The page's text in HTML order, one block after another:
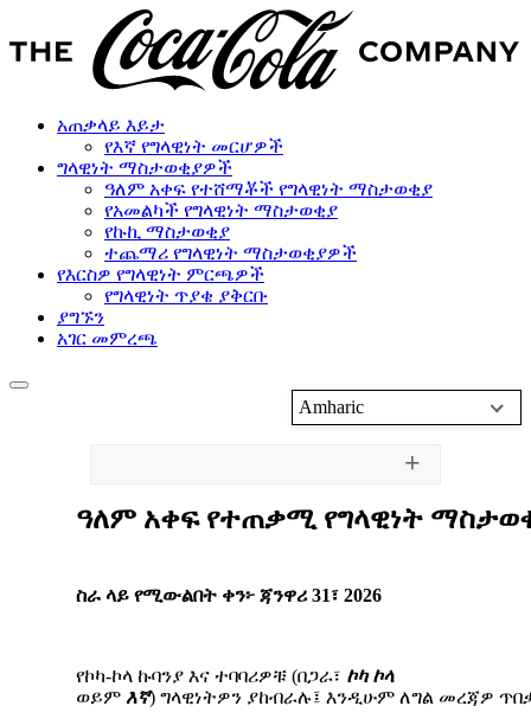
አጠቃላይ እይታ
የእኛ የግላዊነት መርሆዎች
ግላዊነት ማስታወቂያዎች
ዓለም አቀፍ የተሸማቾች የግላዊነት ማስታወቂያ
የአመልካች የግላዊነት ማስታወቂያ
የኩኪ ማስታወቂያ
ተጨማሪ የግላዊነት ማስታወቂያዎች
የእርስዎ የግላዊነት ምርጫዎች
የግላዊነት ጥያቄ ያቅርቡ
ያግኙን
አገር መምረጫ
Amharic
ዓለም አቀፍ የተጠቃሚ የግላዊነት
ስራ ላይ የሚውልበት ቀን፦ ጃንዋሪ31፣ 2026
የኮካ-ኮላ ኩባንያ እና ተባባሪዎቹ (በጋራ፣ ኮካ ኮላ
ወይም እኛ) ግላዊነትዎን ያከብራሉ፤ እንዲሁም ለግል መረጃዎ